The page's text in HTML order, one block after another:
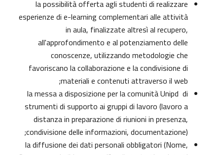
la possibilità offerta agli studenti di realizzare
esperienze di e-learning complementari alle attività
in aula, finalizzate altresì al recupero,
all'approfondimento e al potenziamento delle
conoscenze, utilizzando metodologie che
favoriscano la collaborazione e la condivisione di
materiali e contenuti attraverso il web;
la messa a disposizione per la comunità Unipd di
strumenti di supporto ai gruppi di lavoro (lavoro a
distanza in preparazione di riunioni in presenza,
condivisione delle informazioni, documentazione);
la diffusione dei dati personali obbligatori (Nome,